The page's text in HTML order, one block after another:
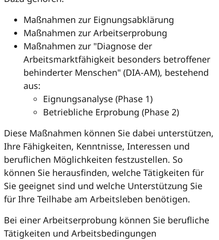
Maßnahmen zur Eignungsabklärung
Maßnahmen zur Arbeitserprobung
Maßnahmen zur "Diagnose der
Arbeitsmarktfähigkeit besonders betroffener
behinderter Menschen" (DIA-AM), bestehend
aus:
Eignungsanalyse (Phase 1)
Betriebliche Erprobung (Phase 2)
Diese Maßnahmen können Sie dabei unterstützen,
Ihre Fähigkeiten, Kenntnisse, Interessen und
beruflichen Möglichkeiten festzustellen. So
können Sie herausfinden, welche Tätigkeiten für
Sie geeignet sind und welche Unterstützung Sie
für Ihre Teilhabe am Arbeitsleben benötigen.
Bei einer Arbeitserprobung können Sie berufliche
Tätigkeiten und Arbeitsbedingungen